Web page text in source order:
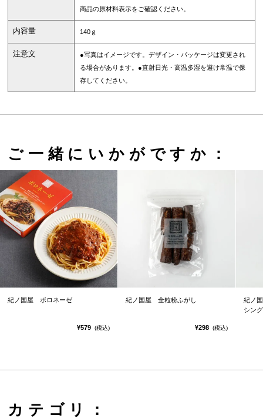
商品の原材料表示をご確認ください。
内容量 140ｇ
注意文
●写真はイメージです。デザイン・パッケージは変更され
る場合があります。●直射日光・高温多湿を避け常温で保
存してください。
ご一緒にいかがですか：
紀ノ国屋 ボロネーゼ
¥579 (税込)
紀ノ国屋 全粒粉ふがし
¥298 (税込)
紀ノ
シング
カテゴリ：